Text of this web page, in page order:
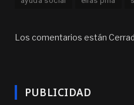
Los comentarios están
PUBLICIDAD